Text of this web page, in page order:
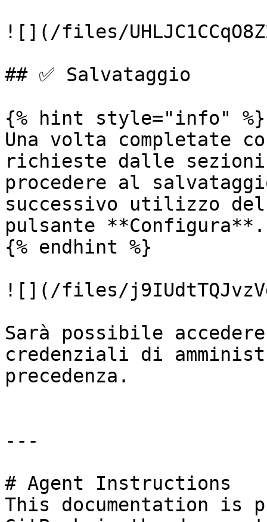
![](/files/
## ✅ Salvataggio
{% hint style="info" %}
Una volta completate
richieste dalle
procedere al
successivo utilizzo
pulsante **Configura**.
{% endhint %}
![](/files/
Sarà possibile
credenziali di
precedenza.
---
# Agent Instructions
This documentation is